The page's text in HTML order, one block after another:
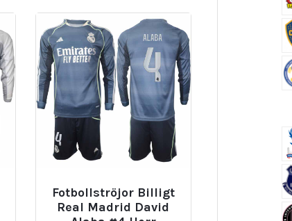
Fotbollströjor Billigt
Real Madrid David